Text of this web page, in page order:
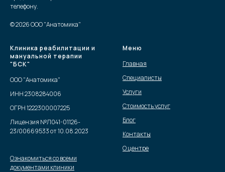
телефону.
© 2026 ООО "Анатомика"
Клиника реабилитации и
мануальной терапии
"БСК"
ООО "Анатомика"
ИНН 2308284006
ОГРН 1222300007225
Лицензия №Л041-01126-
23/00669533 от 10.08.2023
Ознакомиться со всеми
документами клиники
Меню
Главная
Специалисты
Услуги
Стоимость услуг
Блог
Контакты
О центре